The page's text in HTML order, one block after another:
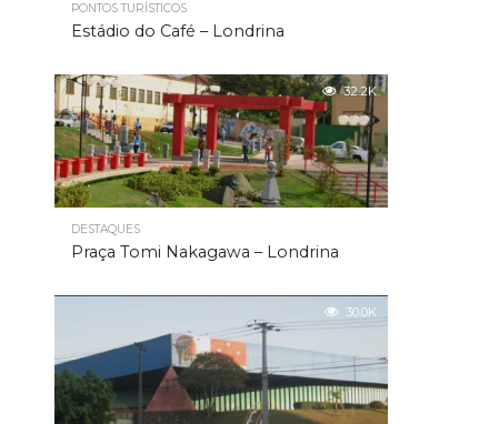
PONTOS TURÍSTICOS
Estádio do Café – Londrina
32.2K
DESTAQUES
Praça Tomi Nakagawa – Londrina
30.0K